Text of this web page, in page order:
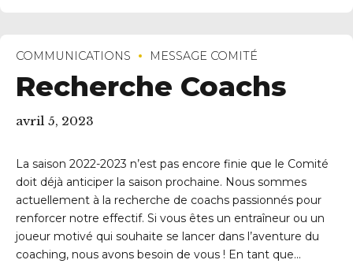
COMMUNICATIONS MESSAGE COMITÉ
Recherche Coachs
avril 5, 2023
La saison 2022-2023 n’est pas encore finie que le Comité
doit déjà anticiper la saison prochaine. Nous sommes
actuellement à la recherche de coachs passionnés pour
renforcer notre effectif. Si vous êtes un entraîneur ou un
joueur motivé qui souhaite se lancer dans l’aventure du
coaching, nous avons besoin de vous ! En tant que...